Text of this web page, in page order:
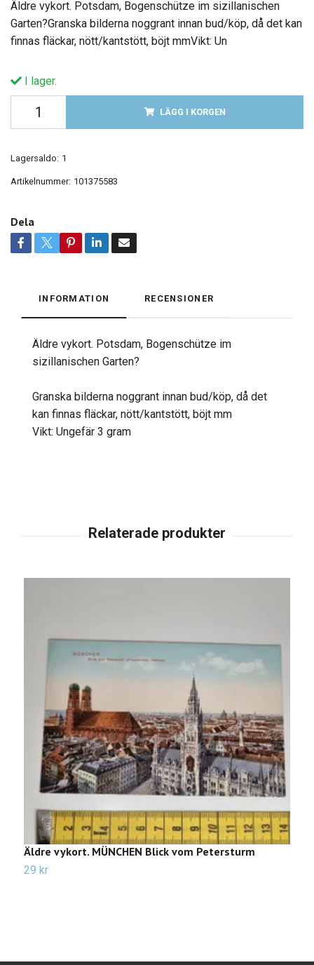
Äldre vykort. Potsdam, Bogenschütze im sizillanischen
Garten?Granska bilderna noggrant innan bud/köp, då det kan
finnas fläckar, nött/kantstött, böjt mmVikt: Un
I lager.
LÄGG I KORGEN
Lagersaldo: 1
Artikelnummer: 101375583
Dela
INFORMATION RECENSIONER
Äldre vykort. Potsdam, Bogenschütze im
sizillanischen Garten?
Granska bilderna noggrant innan bud/köp, då det
kan finnas fläckar, nött/kantstött, böjt mm
Vikt: Ungefär 3 gram
Äldre vykort. MÜNCHEN Blick vom Petersturm
29 kr